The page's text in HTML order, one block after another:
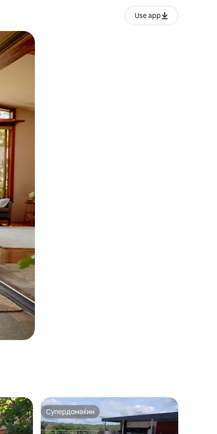
Use app
или со лизгање.
гостите“ Супердомаќин
Супердомаќин